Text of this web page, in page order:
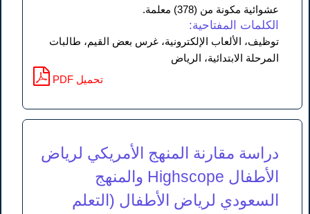
عشوائية مكونة من (378) معلمة.
الكلمات المفتاحية:
توظيف، الألعاب الإلكترونية، غرس بعض القيم، طالبات
المرحلة الابتدائية، الرياض
PDF تحميل
دراسة مقارنة المنهج الأمريكي لرياض
الأطفال Highscope والمنهج
السعودي لرياض الأطفال (التعلم